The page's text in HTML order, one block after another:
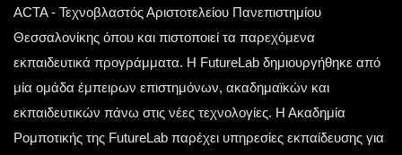
ACTA - Τεχνοβλαστός Αριστοτελείου Πανεπιστημίου
Θεσσαλονίκης όπου και πιστοποιεί τα παρεχόμενα
εκπαιδευτικά προγράμματα. Η FutureLab δημιουργήθηκε από
μία ομάδα έμπειρων επιστημόνων, ακαδημαϊκών και
εκπαιδευτικών πάνω στις νέες τεχνολογίες. Η Ακαδημία
Ρομποτικής της FutureLab παρέχει υπηρεσίες εκπαίδευσης για